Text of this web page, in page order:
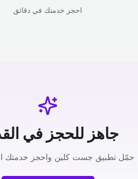
احجز خدمتك في دقائق
جاهز للحجز في
حمّل تطبيق جست كلين واحجز خدمتك